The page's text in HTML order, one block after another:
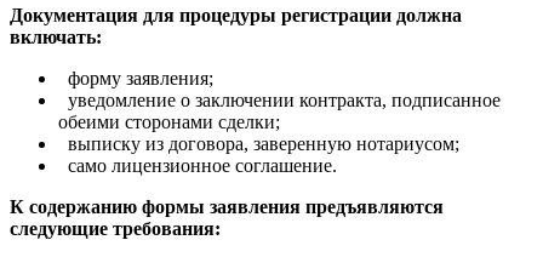
Документация для процедуры регистрации должна
включать:
форму заявления;
уведомление о заключении контракта, подписанное
обеими сторонами сделки;
выписку из договора, заверенную нотариусом;
само лицензионное соглашение.
К содержанию формы заявления предъявляются
следующие требования: